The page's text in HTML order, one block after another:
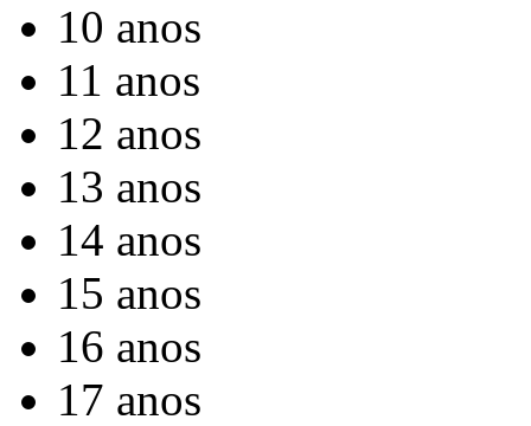
10 anos
11 anos
12 anos
13 anos
14 anos
15 anos
16 anos
17 anos